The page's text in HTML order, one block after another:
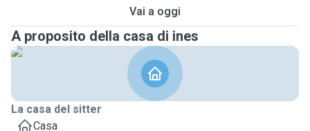
Vai a oggi
A proposito della casa di ines
La casa del sitter
Casa